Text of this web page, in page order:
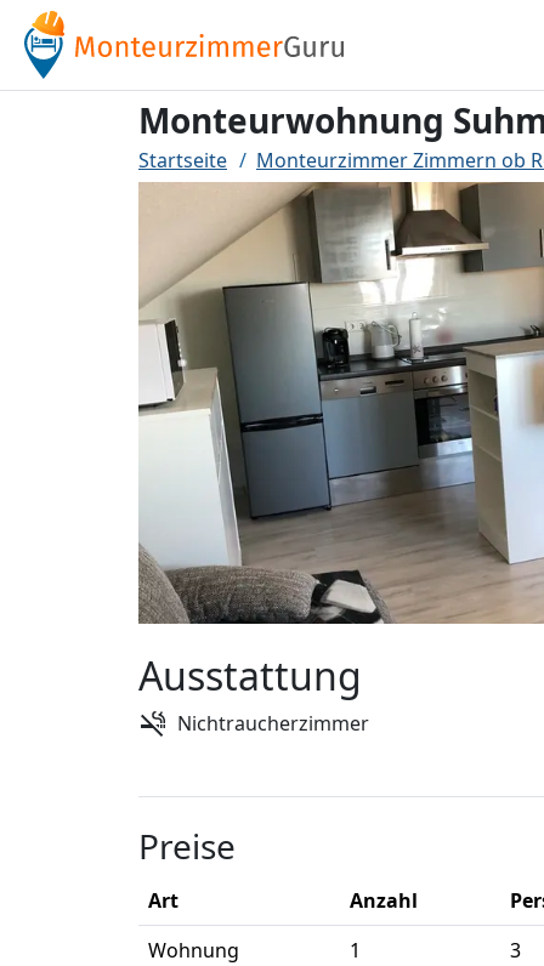
Monteurwohnung
Startseite Monteurzimmer Zimmern ob
Ausstattung
Nichtraucherzimmer
Preise
Art Anzahl
Wohnung
1 3